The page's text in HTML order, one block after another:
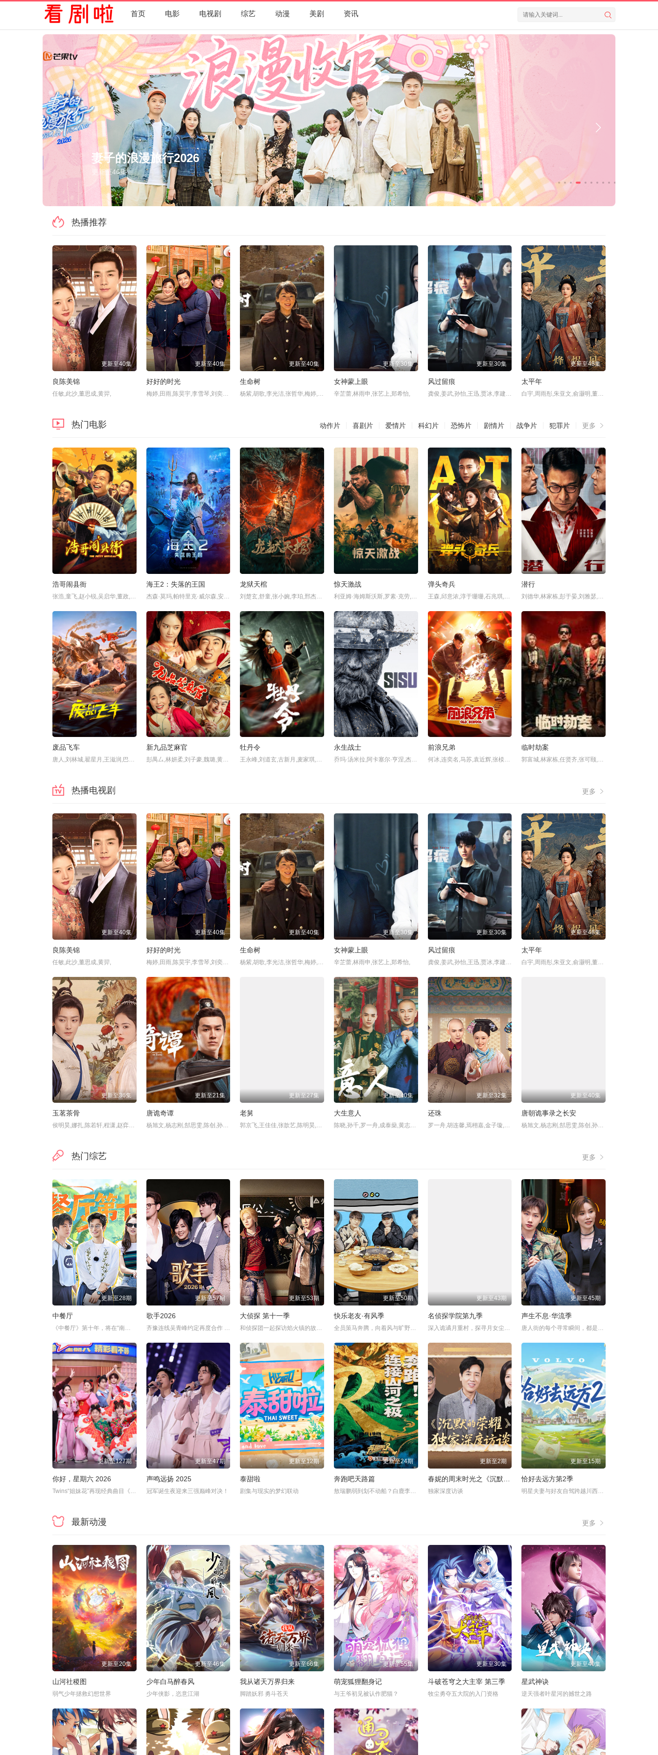
首页 电影 电视剧 综艺 动漫 美剧 资讯
野狗骨头
更新至32集
热播推荐
更新至40集
良陈美锦
任敏,此沙,董思成,黄羿,
更新至40集
好好的时光
梅婷,田雨,陈昊宇,李雪琴,刘奕铁,周澄奥,苏小玎,张月,王仁君,
更新至40集
生命树
杨紫,胡歌,李光洁,张哲华,梅婷,袁弘,杨烁,周游,
更新至30集
女神蒙上眼
辛芷蕾,林雨申,张艺上,郑希怡,
更新至30集
风过留痕
龚俊,姜武,孙怡,王迅,贾冰,李建义,张开泰,王萌黎,冯晖,刘海蓝,孔琳,王润泽,柴隽哲,周显欣,夏铭浩,胡健（男演员）,姜健（男）,
更新至48集
太平年
白宇,周雨彤,朱亚文,俞灏明,董勇,倪大红,保剑锋,郝平,蒋恺,尤勇智,张晓晨,刘畅,梅婷,于洋（河南）,张帆,吴昊宸,薛佳凝,海一天,尤靖茹,魏千翔,朱嘉琦,任宥纶,牛超,田雷,赫子铭,贾宏伟,于洋,王志鹏,
更多
热门电影 动作片 喜剧片 爱情片 科幻片 恐怖片 剧情片 战争片 犯罪片
浩哥闹县衙
张浩,童飞,赵小锐,吴启华,董政,大漠,陈国平,喜大壮,张涛,朵朵,吴尔渥,钟雷,
海王2：失落的王国
杰森·莫玛,帕特里克·威尔森,安珀·赫德,叶海亚·阿卜杜勒·迈丁,兰道尔·朴,杜夫·龙格尔,特穆拉·莫里森,马丁·肖特,妮可·基德曼,皮鲁·埃斯贝克,茵蒂娅·摩尔,文森特·里根,赵嘉妮,艾伯·赫德,叶海亚·阿卜杜勒-迈丁,艾梅柏·希尔德,本·阿弗莱克,
龙狱天棺
刘楚玄,舒童,张小婉,李珀,邢杰风,何翯,李斯淇,董思辰白,胡春源,邱嘉祺,舒贵林,
惊天激战
利亚姆·海姆斯沃斯,罗素·克劳,卢克·海姆斯沃斯,里基·怀托,米洛·文堤米利亚,Chika Ikogwe,丹尼尔·麦克弗森,伯特·拉比亚,杰克·芬斯特勒,Chris Masters Mah,林肯·刘易斯,克里斯·马斯特斯·马,
弹头奇兵
王森,邱意浓,淳于珊珊,石兆琪,倪景阳,康恩赫,满昱彤,康元子,董劭辉,王一铭,张璐瑶,邓皓文,李凯文,宋沐心,欧阳沁一,朱红妃,陈奕鸣,肖阳,
潜行
刘德华,林家栋,彭于晏,刘雅瑟,任达华,林雪,郑则仕,姜皓文,谈善言,朱鉴然,刘俊谦,
废品飞车
唐人,刘林城,翟星月,王滋润,巴多,九孔,罗家英,戎威峰,胡榧,郭震,顾海,祝聿白,唐人小哥,吕孔维,
新九品芝麻官
彭禺厶,林妍柔,刘子豪,魏璐,黄一山,苑琼丹,杨政,再米热,李智勇,李强,李宝儿,侯培杰,刘子玄,李大嗓,尬演七段,孙竟争,邹玮祺,齐庆林,李星宇,吴昊,
牡丹令
王永峰,刘道玄,古新月,麦家琪,陈升卫,
永生战士
乔玛·汤米拉,阿卡塞尔·亨涅,杰克·多兰,米莫萨·维拉莫,塔图·西尼萨洛,威廉·恩克尔,Vincent Willestrand,Arttu Kapulainen,埃琳娜·萨雷拉,Ilkka Koivula,麦克斯·奥瓦斯卡,Joel Hirvonen,Pekka Huotari,塞韦里·沙里宁,Aamu Milonoff,杰克·杜兰,Onni Tommila,阿图·卡普莱宁,伊尔卡·克伊瓦拉,乔尔·赫沃宁,佩卡·霍塔里,欧尼·汤米拉,阿卡塞尔·亨,
前浪兄弟
何冰,连奕名,马苏,袁近辉,张棪琰,来喜,杨紫嫣,杨若兮,苗皓钧,李峥,刘頔,
临时劫案
郭富城,林家栋,任贤齐,张可颐,林雪,卢海鹏,鲍起静,王敏德,孙佳君,符家浚,张松枝,姜大卫,胡定欣,梁仲恒,曾比特,姜卓文,陈毅燊,王颂茵,
更多
热播电视剧
更新至40集
良陈美锦
任敏,此沙,董思成,黄羿,
更新至40集
好好的时光
梅婷,田雨,陈昊宇,李雪琴,刘奕铁,周澄奥,苏小玎,张月,王仁君,
更新至40集
生命树
杨紫,胡歌,李光洁,张哲华,梅婷,袁弘,杨烁,周游,
更新至30集
女神蒙上眼
辛芷蕾,林雨申,张艺上,郑希怡,
更新至30集
风过留痕
龚俊,姜武,孙怡,王迅,贾冰,李建义,张开泰,王萌黎,冯晖,刘海蓝,孔琳,王润泽,柴隽哲,周显欣,夏铭浩,胡健（男演员）,姜健（男）,
更新至48集
太平年
白宇,周雨彤,朱亚文,俞灏明,董勇,倪大红,保剑锋,郝平,蒋恺,尤勇智,张晓晨,刘畅,梅婷,于洋（河南）,张帆,吴昊宸,薛佳凝,海一天,尤靖茹,魏千翔,朱嘉琦,任宥纶,牛超,田雷,赫子铭,贾宏伟,于洋,王志鹏,
更新至36集
玉茗茶骨
侯明昊,娜扎,陈若轩,程潇,赵弈钦,张南,赵昭仪,刘雪华,李光复,姜超,杨雪,完颜洛绒,张慧雯,胡静,李倩,汤镇业,曹骏,董璇,张垒,柳明明,于明加,张百乔,闻雨,马闻远,李菲,赵嘉敏,刘擎,舒童,张婉莹,滕泽文,黄星羱,孙晶晶,潘宥诚,李千逸,余茵,白川,李佳洁,弭金,蒙恩,金秋,白翊汝,陈腾跃,姚尧,廖慧佳,李柏煦,孙寈惠,李宗浩,孙莉,饶嘉迪,刘佳玺,
更新至21集
唐诡奇谭
杨旭文,杨志刚,郜思雯,陈创,孙雪宁,石悦安鑫,
更新至27集
老舅
郭京飞,王佳佳,张歆艺,陈明昊,刘奕铁,刘佩琦,葛四,刘頔,宋宁峰,魏晓东,
更新至40集
大生意人
陈晓,孙千,罗一舟,成泰燊,黄志忠,李纯,朱亚文,向涵之,
更新至32集
还珠
罗一舟,胡连馨,焉栩嘉,金子璇,徐媛屹娜,袁梓铭,张俊杰,
更新至40集
唐朝诡事录之长安
杨旭文,杨志刚,郜思雯,陈创,孙雪宁,石悦安鑫,岳丽娜,刘智扬,罗嘉良,李进荣,牛宝军,王力,牛北壬,肖茵,
更多
热门综艺
更新至28期
中餐厅
《中餐厅》第十年，将在“南洋拾光”的氛围中，打造一家独具风格特色的田园餐厅。
更新至57期
歌手2026
齐豫连线吴青峰约定再度合作 尤长靖分享被那英认可很感动
更新至53期
大侦探 第十一季
和侦探团一起探访焰火镇的故事～
更新至50期
快乐老友·有风季
全员策马奔腾，向着风与旷野全力奔赴～
更新至43期
名侦探学院第九季
深入诡谲月重村，探寻月女尘封秘闻，离奇事件暗藏惊天蹊跷？
更新至45期
声生不息·华流季
唐人街的每个寻常瞬间，都是世界聆听华流的乐章。
更新至127期
你好，星期六 2026
Twins“姐妹花”再现经典曲目《见习爱神》
更新至47期
声鸣远扬 2025
冠军诞生夜迎来三强巅峰对决！
更新至12期
泰甜啦
剧集与现实的梦幻联动
更新至24期
奔跑吧天路篇
敖瑞鹏弱到划不动船？白鹿李晨泡脚体验冰火两重天
更新至2期
春妮的周末时光之《沉默的荣耀》
独家深度访谈
更新至15期
恰好去远方第2季
明星夫妻与好友自驾跨越川西，代网友完成那些被现实困住的旅行心愿。
更多
最新动漫
更新至20集
山河社稷图
弱气少年拯救幻想世界
更新至46集
少年白马醉春风
少年侠影，恣意江湖
更新至66集
我从诸天万界归来
脚踏妖邪 勇斗苍天
更新至55集
萌宠狐狸翻身记
与王爷初见被认作肥猫？
更新至30集
斗破苍穹之大主宰 第三季
牧尘勇夺五大院的入门资格
更新至40集
星武神诀
逆天强者叶星河的撼世之路